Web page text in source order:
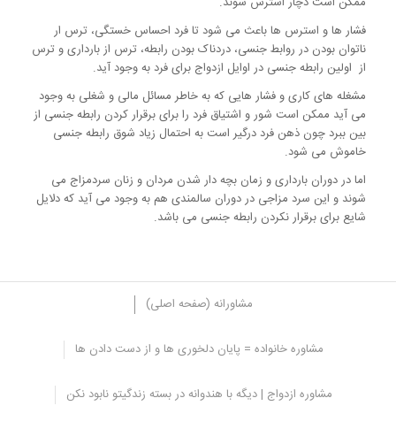
فشار ها و استرس ها باعث می شود تا فرد احساس خستگی، ترس ار
ناتوان بودن در روابط جنسی، دردناک بودن رابطه، ترس از بارداری و ترس
از اولین رابطه جنسی در اوایل ازدواج برای فرد به وجود آید.
مشغله های کاری و فشار هایی که به خاطر مسائل مالی و شغلی به وجود
می آید ممکن است شور و اشتیاق فرد را برای برقرار کردن رابطه جنسی از
بین ببرد چون ذهن فرد درگیر است به احتمال زیاد شوق رابطه جنسی
خاموش می شود.
اما در دوران بارداری و زمان بچه دار شدن مردان و زنان سردمزاج می
شوند و این سرد مزاجی در دوران سالمندی هم به وجود می آید که دلایل
شایع برای برقرار نکردن رابطه جنسی می باشد.
مشاورانه (صفحه اصلی)
مشاوره خانواده = پایان دلخوری ها و از دست دادن ها
مشاوره ازدواج | دیگه با هندوانه در بسته زندگیتو نابود نکن
نقش مردان در کاهش ترس از دخول زنان
برای رفع و بهبود مشکلات جنسی زنان، شریک جنسی باید بردبار و صبور